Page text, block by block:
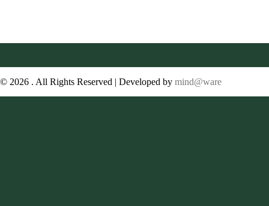
© 2026 . All Rights Reserved | Developed by mind@ware